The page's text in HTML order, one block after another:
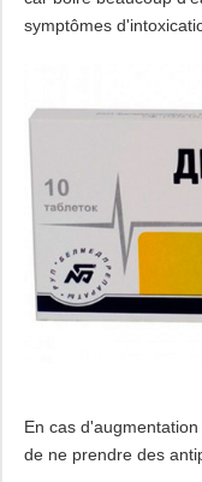
symptômes
En cas
de ne prendre des